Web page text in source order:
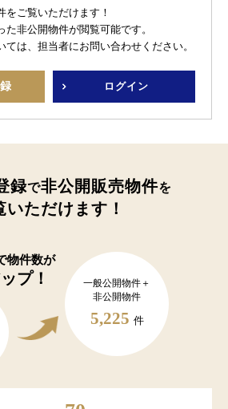
をご覧いただけます！
非公開物件が閲覧可能です。
は、担当者にお問い合わせください。
ログイン
録で非公開販売物件を
いただけます！
物件数が
プ！
一般公開物件＋
非公開物件
5,225 件